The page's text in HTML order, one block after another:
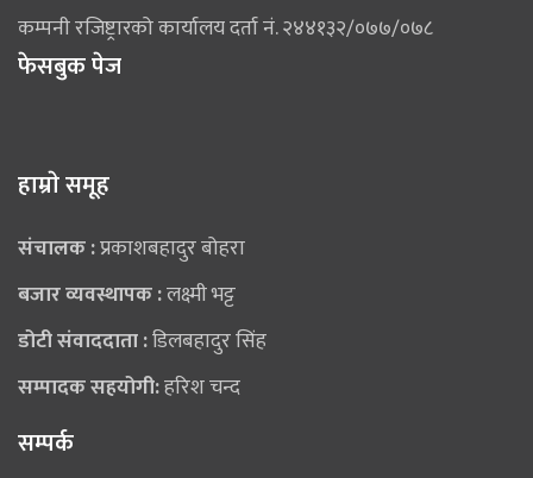
कम्पनी रजिष्ट्रारको कार्यालय दर्ता नं. २४४१३२/०७७/०७८
फेसबुक पेज
हाम्राे समूह
संचालक :प्रकाशबहादुर बोहरा
बजार व्यवस्थापक :लक्ष्मी भट्ट
डोटी संवाददाता :डिलबहादुर सिंह
सम्पादक सहयोगी:हरिश चन्द
सम्पर्क